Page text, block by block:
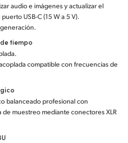
audio e imágenes y actualizar el
USB-C (15 W a 5 V).
tiempo
compatible con frecuencias de
balanceado profesional con
muestreo mediante conectores XLR